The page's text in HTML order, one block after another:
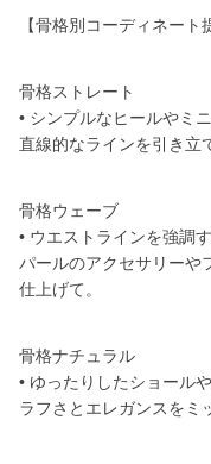
【骨格別コーディネート
骨格ストレート
• シンプルなヒールやミ
直線的なラインを引き立
骨格ウェーブ
• ウエストラインを強調
パールのアクセサリーや
仕上げて。
骨格ナチュラル
• ゆったりしたショール
ラフさとエレガンスをミ